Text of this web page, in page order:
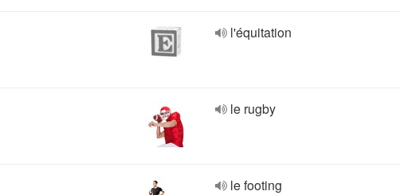
l'équitation
le rugby
le footing